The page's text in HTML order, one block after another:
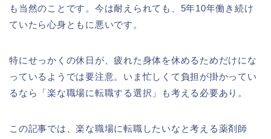
も当然のことです。今は耐えられても、5年10年働き続け
ていたら心身ともに悪いです。
特にせっかくの休日が、疲れた身体を休めるためだけにな
っているようでは要注意。いま忙しくて負担が掛かってい
るなら「楽な職場に転職する選択」も考える必要あり。
この記事では、楽な職場に転職したいなと考える薬剤師